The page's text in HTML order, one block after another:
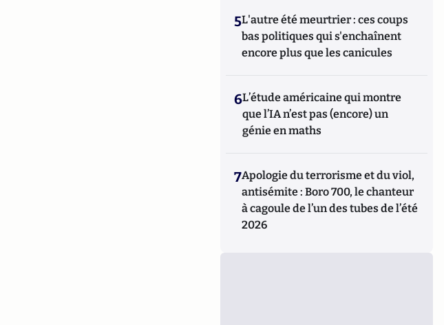
5L'autre été meurtrier : ces coups
bas politiques qui s'enchaînent
encore plus que les canicules
6L’étude américaine qui montre
que l’IA n’est pas (encore) un
génie en maths
7Apologie du terrorisme et du viol,
antisémite : Boro 700, le chanteur
à cagoule de l’un des tubes de l’été
2026